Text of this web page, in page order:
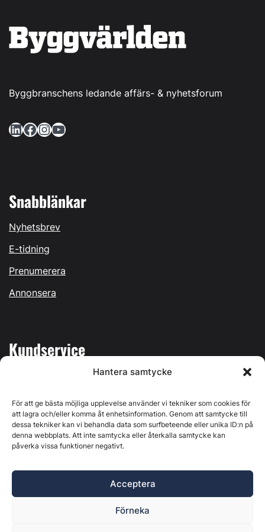
Hantera samtycke
För att ge bästa möjliga upplevelse använder vi tekniker som cookies för
att lagra och/eller komma åt enhetsinformation. Genom att samtycke till
dessa tekniker kan vi behandla data som surfbeteende eller unika ID:n på
denna webbplats. Att inte samtycka eller återkalla samtycke kan
påverka vissa funktioner negativt.
Acceptera
Förneka
Byggbranschens ledande affärs- & nyhetsforum
LinkedIn Facebook InstagramYouTube
Snabblänkar
Nyhetsbrev
E-tidning
Prenumerera
Annonsera
Kundservice
Kontakta oss
Östernäsvägen 1, 827 32 Ljusdal, org.nr: 556625-6425 -
Ansvarig utgivare: Henrik Ekberg. Innehållet på denna
webbplats är upphovsrättsligt skyddat. Ange källa vid citering.
Byggvärlden är en del avMarknadsdatagruppen